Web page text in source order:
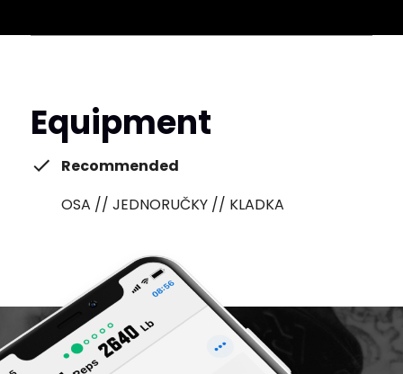
Equipment
Recommended
OSA // JEDNORUČKY // KLADKA